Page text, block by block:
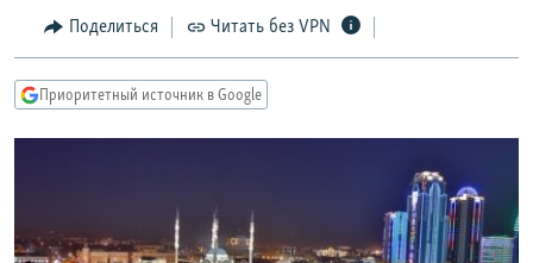
Вернутся
КУЛЬТУРА
КАВКАЗ.РЕАЛИИ
РАСПИСАНИЕ ВЕЩАНИЯ
Поделиться Читать без VPN
Приоритетный источник в Google